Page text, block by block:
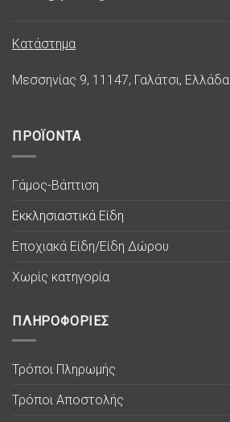
Κατάστημα
Μεσσηνίας 9, 11147, Γαλάτσι, Ελλάδα
ΠΡΟΪΟΝΤΑ
Γάμος-Βάπτιση
Εκκλησιαστικά Είδη
Εποχιακά Είδη/Είδη Δώρου
Χωρίς κατηγορία
ΠΛΗΡΟΦΟΡΙΕΣ
Τρόποι Πληρωμής
Τρόποι Αποστολής